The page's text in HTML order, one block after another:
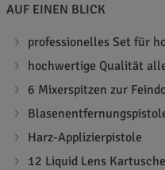
AUF EINEN BLICK
professionelles Set für
hochwertige Qualität
6 Mixerspitzen zur
Harz-Applizierpistole
12 Liquid Lens